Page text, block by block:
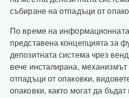
събиране на отпадъци от
По време на
представена концепцията за
депозитната система чрез
вече инсталирана,
отпадъци от опаковки,
опаковки, както могат да